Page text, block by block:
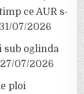
ce AUR s-
31/07/2026
sub oglinda
27/07/2026
ploi